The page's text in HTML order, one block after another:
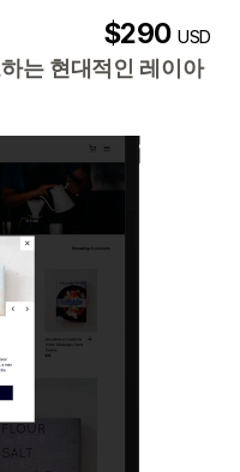
$290USD
는 현대적인 레이아